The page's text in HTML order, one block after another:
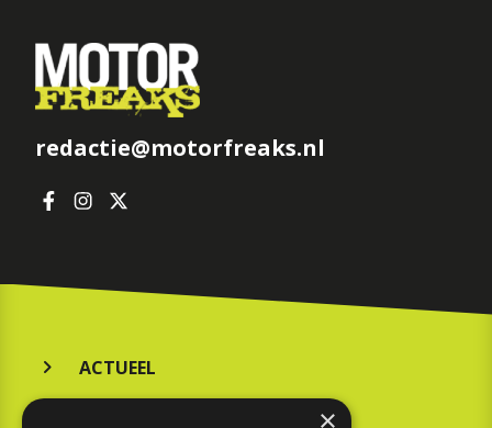
redactie@motorfreaks.nl
ACTUEEL
×